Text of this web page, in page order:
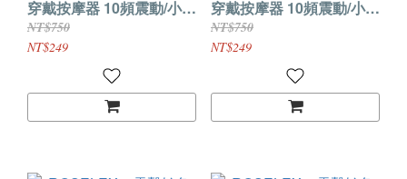
穿戴按摩器 10頻震動/小巧
萌樣/兩種操控模式~可手
機APP遙控﹝具兩種操控
NT$750
NT$249
穿戴按摩器 10頻震動/小巧
萌樣/兩種操控模式~可手
機APP遙控﹝具兩種操控
NT$750
NT$249